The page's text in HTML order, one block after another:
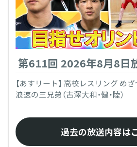
第611回 2026年8月8日
【あすリート】 高校レスリング め
浪速の三兄弟（古澤大和・健・陸）
過去の放送内容は